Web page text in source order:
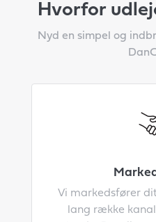
Hvorfor
Nyd en simpel og
Vi markedsfører
lang række